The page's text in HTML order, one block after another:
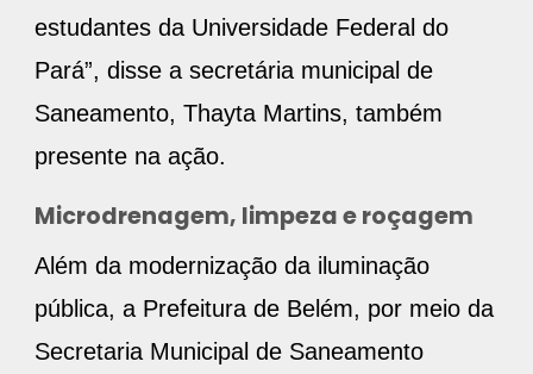
estudantes da Universidade Federal do
Pará”, disse a secretária municipal de
Saneamento, Thayta Martins, também
presente na ação.
Microdrenagem, limpeza e roçagem
Além da modernização da iluminação
pública, a Prefeitura de Belém, por meio da
Secretaria Municipal de Saneamento